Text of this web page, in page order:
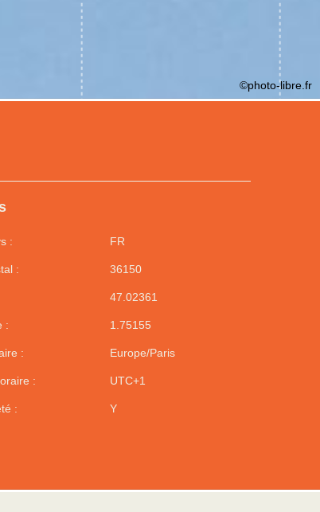
: FR
: 36150
47.02361
: 1.75155
: Europe/Paris
: UTC+1
: Y
©photo-libre.fr